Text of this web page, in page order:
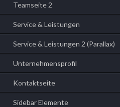
Teamseite 2
Service & Leistungen
Service & Leistungen 2 (Parallax)
Unternehmensprofil
Kontaktseite
Sidebar Elemente